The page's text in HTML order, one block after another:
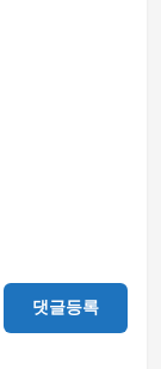
댓글등록